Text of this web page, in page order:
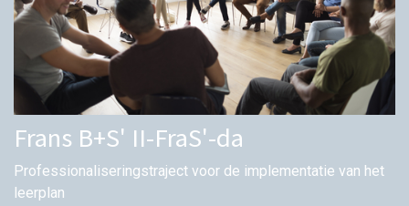
Frans B+S' II-FraS'-da
Professionaliseringstraject voor de implementatie van het
leerplan